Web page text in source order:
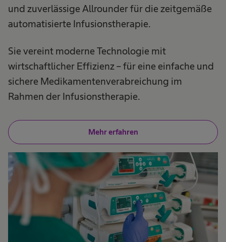
und zuverlässige Allrounder für die zeitgemäße
automatisierte Infusionstherapie.
Sie vereint moderne Technologie mit
wirtschaftlicher Effizienz – für eine einfache und
sichere Medikamentenverabreichung im
Rahmen der Infusionstherapie.
Mehr erfahren